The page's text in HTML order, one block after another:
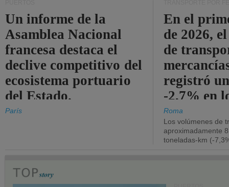
Un informe de la
Asamblea Nacional
francesa destaca el
declive competitivo del
ecosistema portuario
del Estado.
París
En el
de 2026,
de
registró
-2,7% en
Roma
Los volúmenes de
aproximadamente
toneladas-km (-